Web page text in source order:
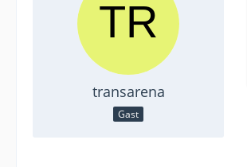
transarena
Gast